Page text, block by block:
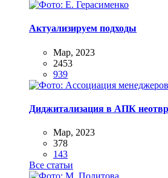
Актуализируем подходы
Мар, 2023
2453
939
Диджитализация в АПК
Мар, 2023
378
143
Все статьи